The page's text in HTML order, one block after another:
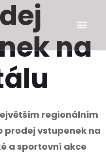
na
regionálním
vstupenek na
a sportovní akce